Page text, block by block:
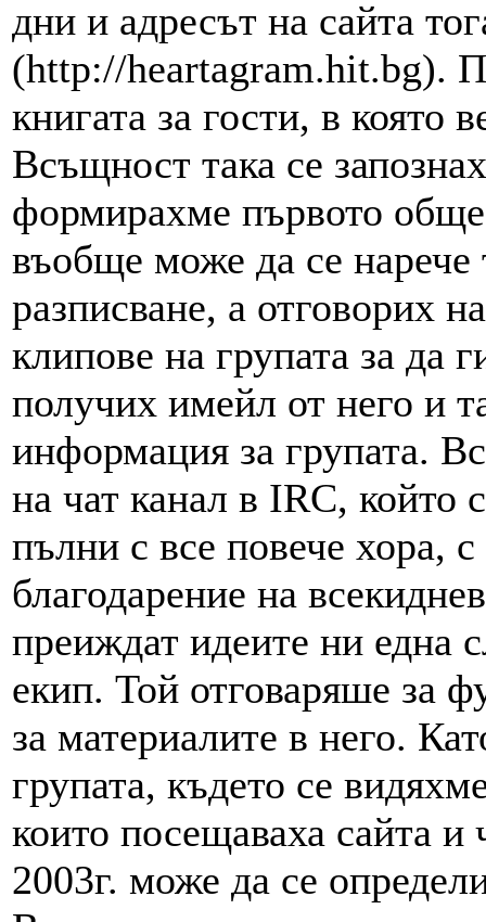
дни и адресът на сайта
(http://heartagram.hit.bg).
книгата за гости, в която
Всъщност така се
формирахме първото
въобще може да се
разписване, а отговорих
клипове на групата за да
получих имейл от него и
информация за групата.
на чат канал в IRC, който
пълни с все повече хора,
благодарение на
преиждат идеите ни една
екип. Той отговаряше за
за материалите в него.
групата, където се
които посещаваха сайта и
2003г. може да се